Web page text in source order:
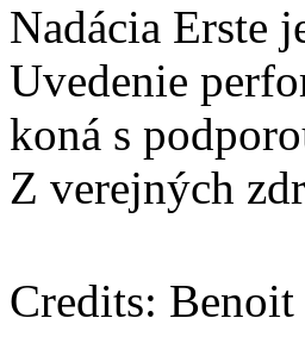
Nadácia Erste
Uvedenie
koná s
Z verejných
Credits: